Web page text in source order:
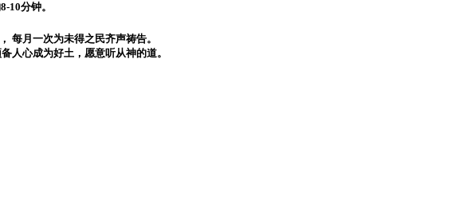
10分钟。
每月一次为未得之民齐声祷告。
人心成为好土，愿意听从神的道。